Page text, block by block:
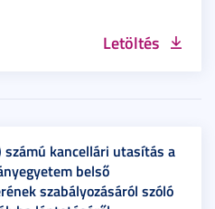
Letöltés
kancellári utasítás a
belső
szabályozásáról szóló